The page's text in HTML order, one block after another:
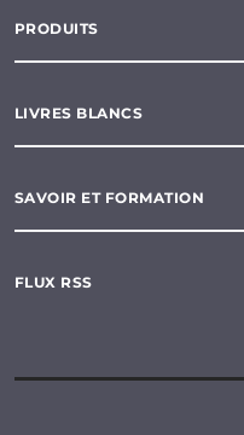
PRODUITS
LIVRES BLANCS
SAVOIR ET FORMATION
FLUX RSS